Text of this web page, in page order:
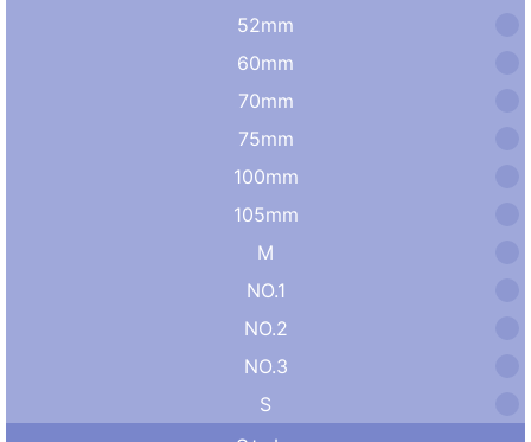
52mm
60mm
70mm
75mm
100mm
105mm
M
NO.1
NO.2
NO.3
S